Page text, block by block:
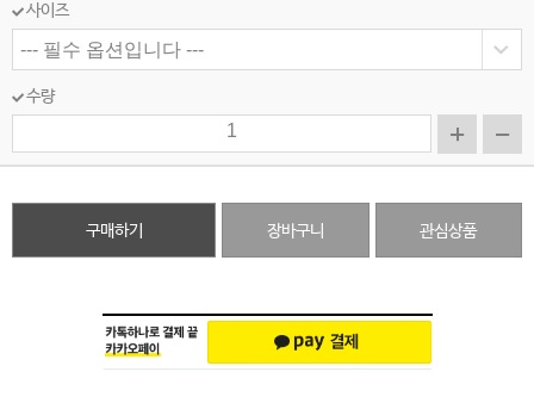
사이즈
수량
구매하기 장바구니 관심상품